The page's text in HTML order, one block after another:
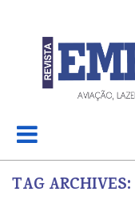
TAG ARCHIVES: